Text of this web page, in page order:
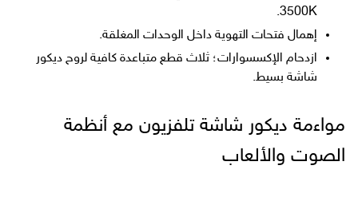
3500K.
إهمال فتحات التهوية داخل الوحدات المغلقة.
ازدحام الإكسسوارات؛ ثلاث قطع متباعدة كافية لروح ديكور
شاشة بسيط.
مواءمة ديكور شاشة تلفزيون مع أنظمة
الصوت والألعاب